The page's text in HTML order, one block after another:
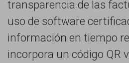
transparencia de las
uso de software
información en tiempo
incorpora un código QR